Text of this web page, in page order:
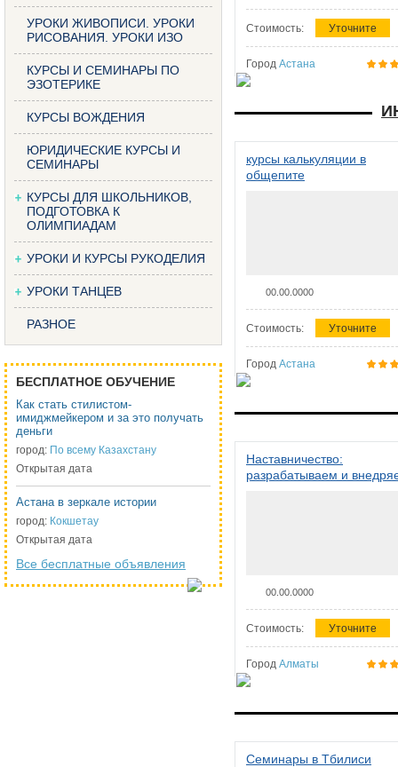
УРОКИ ЖИВОПИСИ. УРОКИ
РИСОВАНИЯ. УРОКИ ИЗО
КУРСЫ И СЕМИНАРЫ ПО
ЭЗОТЕРИКЕ
КУРСЫ ВОЖДЕНИЯ
ЮРИДИЧЕСКИЕ КУРСЫ И
СЕМИНАРЫ
КУРСЫ ДЛЯ ШКОЛЬНИКОВ,
ПОДГОТОВКА К
ОЛИМПИАДАМ
УРОКИ И КУРСЫ РУКОДЕЛИЯ
УРОКИ ТАНЦЕВ
РАЗНОЕ
БЕСПЛАТНОЕ ОБУЧЕНИЕ
Как стать стилистом-
имиджмейкером и за это получать
деньги
город: По всему Казахстану
Открытая дата
Астана в зеркале истории
город: Кокшетау
Открытая дата
Все бесплатные объявления
Стоимость: Уточните
Город Астана
курсы калькуляции в
общепите
00.00.0000
Стоимость: Уточните
Город Астана
Наставничество:
разрабатываем и
00.00.0000
Стоимость: Уточните
Город Алматы
Семинары в Тбилиси